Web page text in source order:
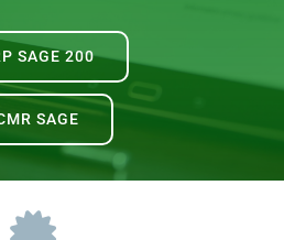
SAGE 200
SAGE